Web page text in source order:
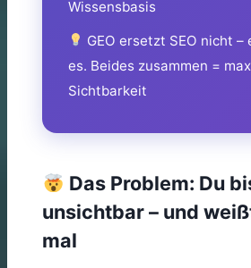
Wissensbasis
GEO ersetzt SEO nicht
es. Beides zusammen =
Sichtbarkeit
Das Problem: Du
unsichtbar – und
mal